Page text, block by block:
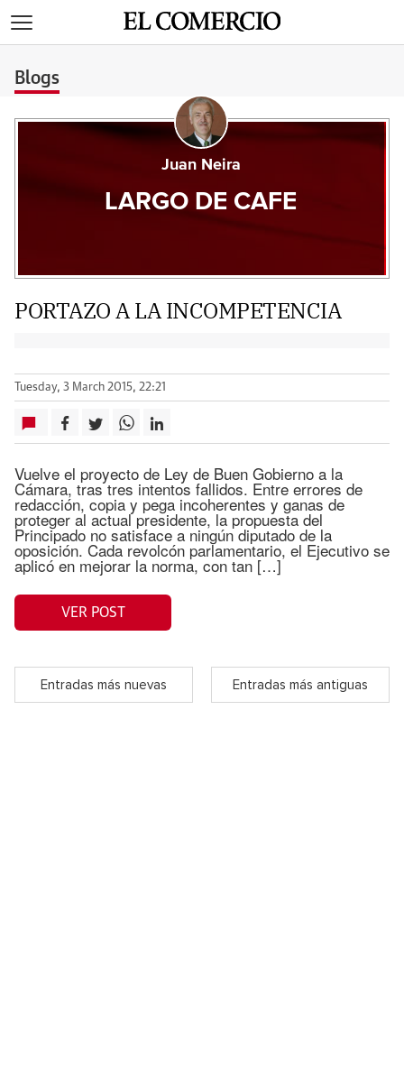
Blogs
Juan Neira
LARGO DE CAFE
PORTAZO A LA INCOMPETENCIA
Tuesday, 3 March 2015, 22:21
Vuelve el proyecto de Ley de Buen Gobierno a la
Cámara, tras tres intentos fallidos. Entre errores de
redacción, copia y pega incoherentes y ganas de
proteger al actual presidente, la propuesta del
Principado no satisface a ningún diputado de la
oposición. Cada revolcón parlamentario, el Ejecutivo se
aplicó en mejorar la norma, con tan […]
VER POST
Entradas más nuevas Entradas más antiguas